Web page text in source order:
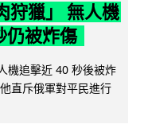
狩獵」 無人機
仍被炸傷
機追擊近 40 秒後被炸
直斥俄軍對平民進行